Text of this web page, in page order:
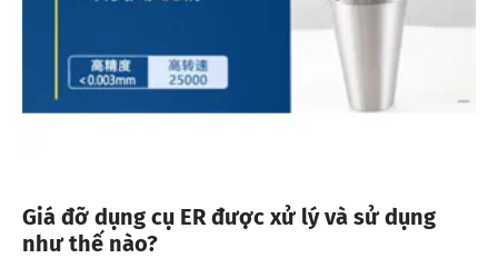
Giá đỡ dụng cụ ER được xử lý và sử dụng
như thế nào?